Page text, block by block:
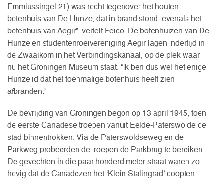
Emmiussingel 21) was recht tegenover het houten
botenhuis van De Hunze, dat in brand stond, evenals het
botenhuis van Aegir”, vertelt Feico. De botenhuizen van De
Hunze en studentenroeivereniging Aegir lagen indertijd in
de Zwaaikom in het Verbindingskanaal, op de plek waar
nu het Groningen Museum staat. “Ik ben dus wel het enige
Hunzelid dat het toenmalige botenhuis heeft zien
afbranden.”
De bevrijding van Groningen begon op 13 april 1945, toen
de eerste Canadese troepen vanuit Eelde-Paterswolde de
stad binnentrokken. Via de Paterswoldseweg en de
Parkweg probeerden de troepen de Parkbrug te bereiken.
De gevechten in die paar honderd meter straat waren zo
hevig dat de Canadezen het ‘Klein Stalingrad’ doopten.